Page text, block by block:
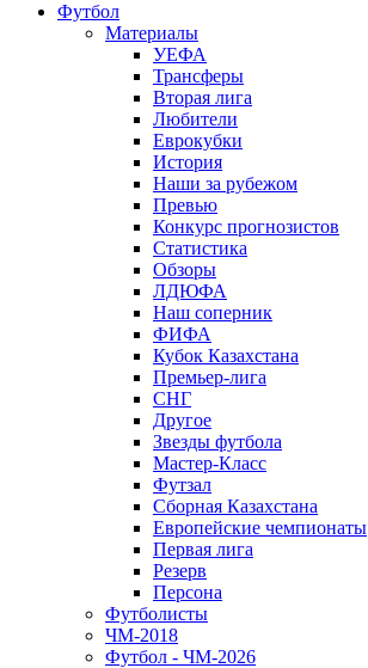
Футбол
Материалы
УЕФА
Трансферы
Вторая лига
Любители
Еврокубки
История
Наши за рубежом
Превью
Конкурс прогнозистов
Статистика
Обзоры
ЛДЮФА
Наш соперник
ФИФА
Кубок Казахстана
Премьер-лига
СНГ
Другое
Звезды футбола
Мастер-Класс
Футзал
Сборная Казахстана
Европейские чемпионаты
Первая лига
Резерв
Персона
Футболисты
ЧМ-2018
Футбол - ЧМ-2026